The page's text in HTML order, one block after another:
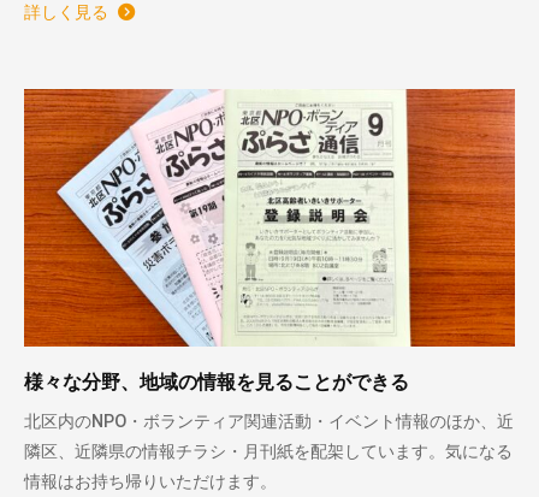
詳しく見る
様々な分野、地域の情報を見ることができる
北区内のNPO・ボランティア関連活動・イベント情報のほか、近
隣区、近隣県の情報チラシ・月刊紙を配架しています。気になる
情報はお持ち帰りいただけます。